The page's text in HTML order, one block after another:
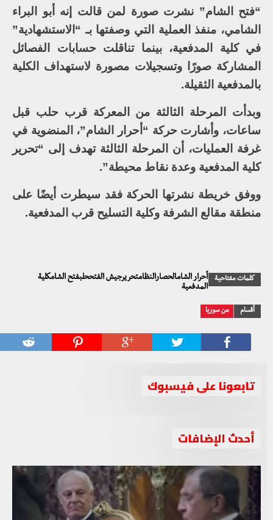
“فتح الشام” نشرت صورة لمن قالت إنه أبو البراء
الشامي، منفذ العملية التي وصفتها بـ “الاستشهادية”
في كلية المدفعية، بينما تناقلت حسابات الفصائل
المشاركة صورًا وتسجيلات مصورة لاستهداف الكلية
بالمدفعية الثقيلة.
وبدأت المرحلة الثالثة من المعركة قرب حلب قبل
ساعات، وأشارت حركة “أحرار الشام”، المنضوية في
غرفة العمليات، أن المرحلة الثالثة تهدف إلى “تحرير
كلية المدفعية وعدة نقاط محيطة”.
ووفق خريطة نشرتها الحركة فقد سيطرت أيضًا على
منطقة مقالع الشرفة وكلية التسليح قرب المدفعية.
كلمات مفتاحية
أحرار الشامالحصارالنظامتحريرجيش الفتححلبفتح الشامكلية
المدفعية
أقسام من سوريا
تابعونا على فيسبوك
أحدث الإضافات